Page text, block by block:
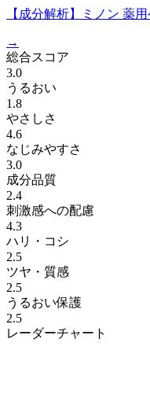
【成分解析】ミノン 薬
→
総合スコア
3.0
うるおい
1.8
やさしさ
4.6
なじみやすさ
3.0
成分品質
2.4
刺激感への配慮
4.3
ハリ・コシ
2.5
ツヤ・質感
2.5
うるおい保護
2.5
レーダーチャート